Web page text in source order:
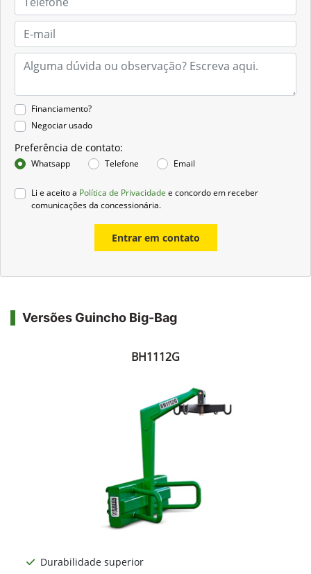
Financiamento?
Negociar usado
Preferência de contato:
Whatsapp Telefone Email
Li e aceito a Política de Privacidade e concordo em receber
comunicações da concessionária.
Entrar em contato
Versões Guincho Big-Bag
BH1112G
Durabilidade superior